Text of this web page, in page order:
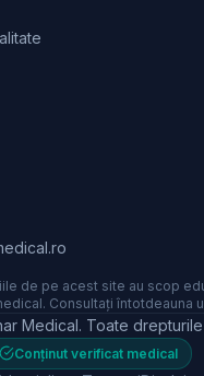
de pe acest site au scop
Consultați întotdeauna
Medical. Toate
Conținut verificat medical